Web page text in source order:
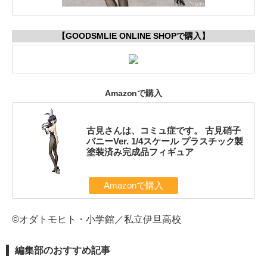
【GOODSMLIE ONLINE SHOPで購入】
Amazonで購入
古見さんは、コミュ症です。 古見硝子
バニーVer. 1/4スケール プラスチック製
塗装済み完成品フィギュア
Amazonで購入
©オダトモヒト・小学館／私立伊旦高校
編集部のおすすめ記事